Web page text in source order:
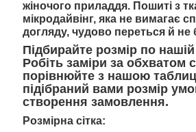
жіночого приладдя. Пошиті з
мікродайвінг, яка не вимагає
догляду, чудово переться й не
Підбирайте розмір по нашій
Робіть заміри за обхватом
порівнюйте з нашою
підібраний вами розмір
створення замовлення.
Розмірна сітка: